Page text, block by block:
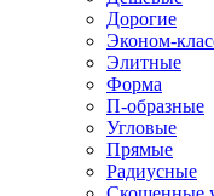
Дорогие
Эконом-
Элитные
Форма
П-образные
Угловые
Прямые
Радиусные